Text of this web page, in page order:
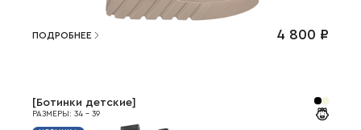
ПОДРОБНЕЕ 4 800 ₽
[ Ботинки детские]
РАЗМЕРЫ : 34 - 39